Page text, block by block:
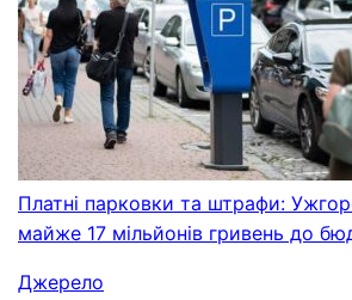
Платні парковки та штрафи:
майже 17 мільйонів гривень до
Джерело